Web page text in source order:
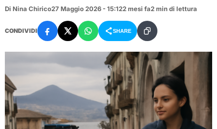
Di Nina Chirico27 Maggio 2026 - 15:122 mesi fa2 min di lettura
CONDIVIDI SHARE